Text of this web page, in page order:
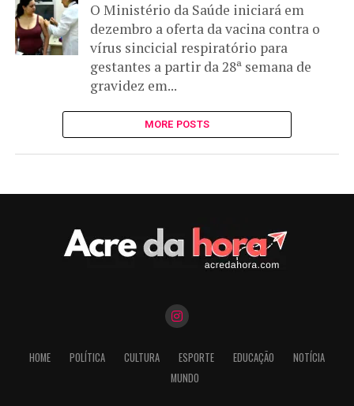
O Ministério da Saúde iniciará em
dezembro a oferta da vacina contra o
vírus sincicial respiratório para
gestantes a partir da 28ª semana de
gravidez em...
MORE POSTS
HOME POLÍTICA CULTURA ESPORTE EDUCAÇÃO
NOTÍCIA
MUNDO